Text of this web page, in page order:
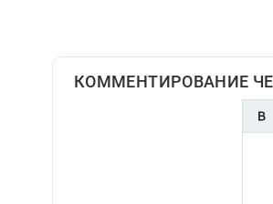
КОММЕНТИРОВАНИЕ